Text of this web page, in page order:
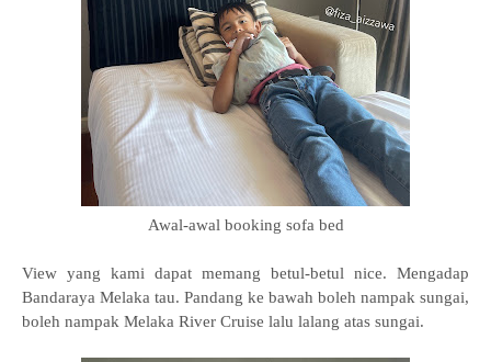
Awal-awal booking sofa bed
View yang kami dapat memang betul-betul nice. Mengadap
Bandaraya Melaka tau. Pandang ke bawah boleh nampak sungai,
boleh nampak Melaka River Cruise lalu lalang atas sungai.